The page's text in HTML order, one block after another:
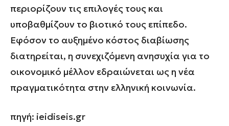
περιορίζουν τις επιλογές τους και
υποβαθμίζουν το βιοτικό τους επίπεδο.
Εφόσον το αυξημένο κόστος διαβίωσης
διατηρείται, η συνεχιζόμενη ανησυχία για το
οικονομικό μέλλον εδραιώνεται ως η νέα
πραγματικότητα στην ελληνική κοινωνία.
πηγή: ieidiseis.gr